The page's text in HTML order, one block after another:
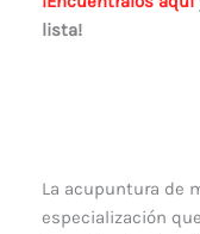
lista!
La acupuntura de
especialización